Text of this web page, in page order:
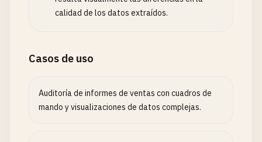
calidad de los datos extraídos.
Casos de uso
Auditoría de informes de ventas con cuadros de
mando y visualizaciones de datos complejas.